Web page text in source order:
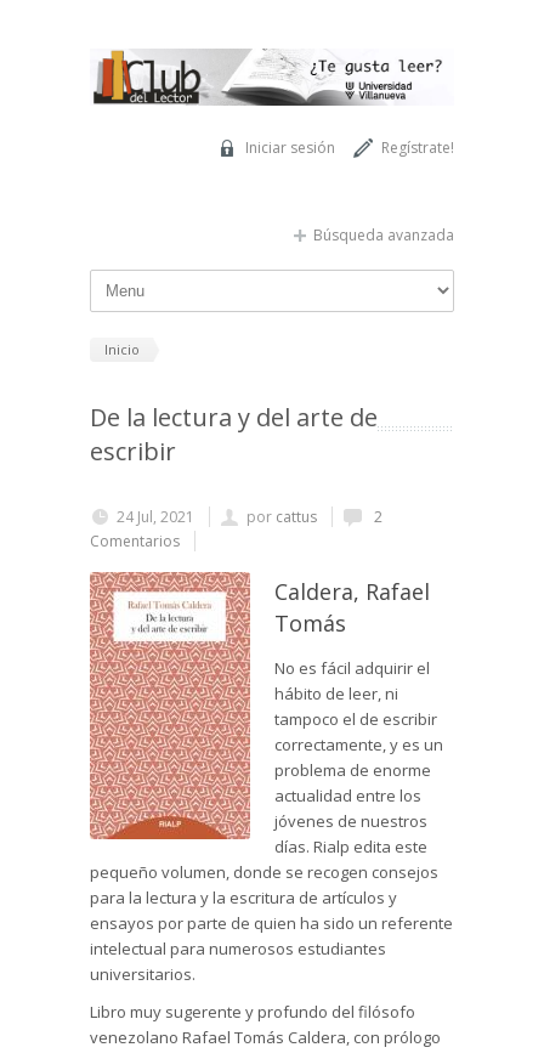
Regístrate!
Iniciar sesión
Búsqueda avanzada
Inicio
De la lectura y del arte de
escribir
24 Jul, 2021 por cattus
2
Comentarios
Caldera, Rafael
Tomás
No es fácil adquirir el
hábito de leer, ni
tampoco el de escribir
correctamente, y es un
problema de enorme
actualidad entre los
jóvenes de nuestros
días. Rialp edita este
pequeño volumen, donde se recogen consejos
para la lectura y la escritura de artículos y
ensayos por parte de quien ha sido un referente
intelectual para numerosos estudiantes
universitarios.
Libro muy sugerente y profundo del filósofo
venezolano Rafael Tomás Caldera, con prólogo